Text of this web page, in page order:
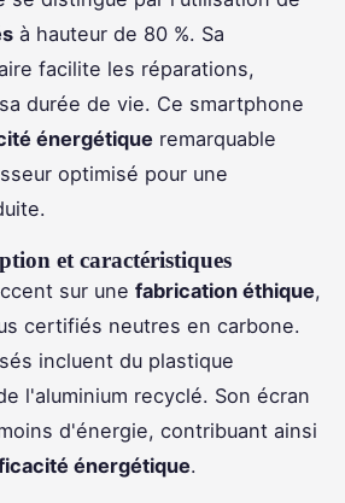
à hauteur de 80 %. Sa
facilite les réparations,
durée de vie. Ce smartphone
énergétique remarquable
optimisé pour une
et caractéristiques
sur une fabrication éthique,
certifiés neutres en carbone.
incluent du plastique
l'aluminium recyclé. Son écran
d'énergie, contribuant ainsi
énergétique.